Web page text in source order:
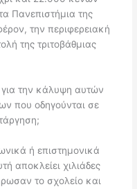
Πανεπιστήμια της
την περιφερειακή
της τριτοβάθμιας
την κάλυψη αυτών
που οδηγούνται σε
ή επιστημονικά
αποκλείει χιλιάδες
το σχολείο και